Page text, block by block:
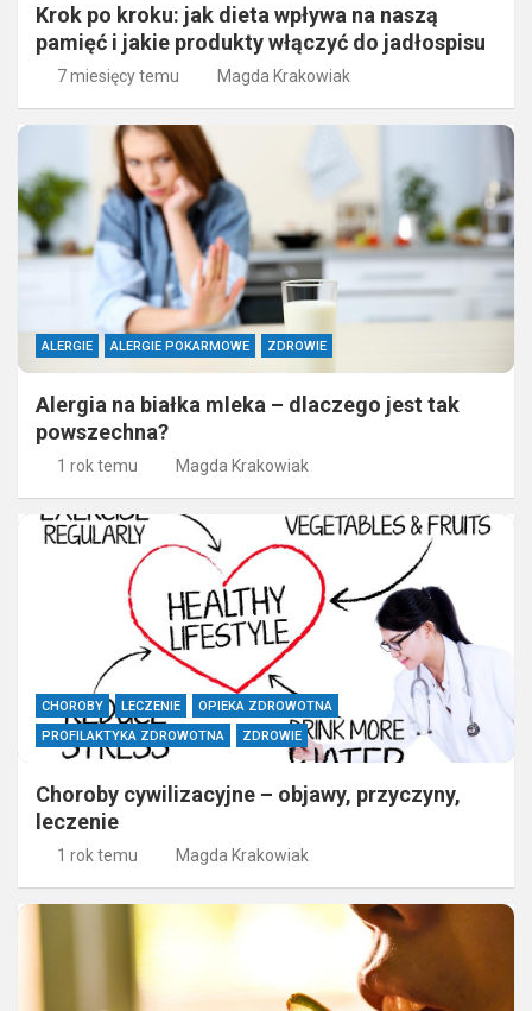
Krok po kroku: jak dieta wpływa na naszą
pamięć i jakie produkty włączyć do jadłospisu
7 miesięcy temu Magda Krakowiak
ALERGIE ALERGIE POKARMOWE ZDROWIE
Alergia na białka mleka – dlaczego jest tak
powszechna?
1 rok temu Magda Krakowiak
CHOROBY LECZENIE
OPIEKA ZDROWOTNA
PROFILAKTYKA ZDROWOTNA
ZDROWIE
Choroby cywilizacyjne – objawy, przyczyny,
leczenie
1 rok temu Magda Krakowiak